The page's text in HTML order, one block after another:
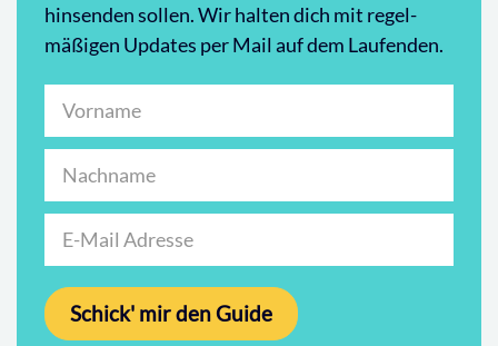
hinsenden sollen. Wir halten dich mit regel-
mäßigen Updates per Mail auf dem Laufenden.
Schick' mir den Guide